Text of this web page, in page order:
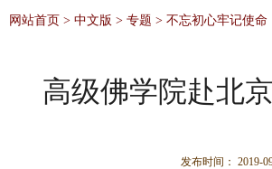
网站首页 > 中文版 > 专题 > 不忘初心牢记使命
高级佛学院赴北
发布时间： 2019-